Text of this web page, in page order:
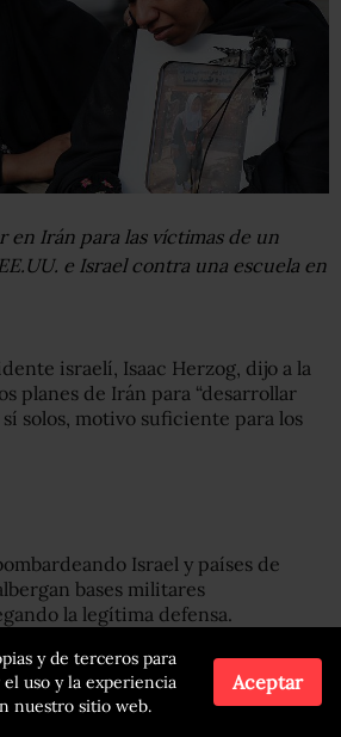
en Irán para las víctimas de un
e Israel contra una escuela en
israelí, Isaac Herzog, dijo a la
planes de Irán para “desarrollar
sí solos, motivo suficiente para los
Israel y países de
bases militares
la legítima defensa.
siguen aumentando. De acuerdo
más de 1.000 personas
y de terceros para
uso y la experiencia
nuestro sitio web.
Aceptar